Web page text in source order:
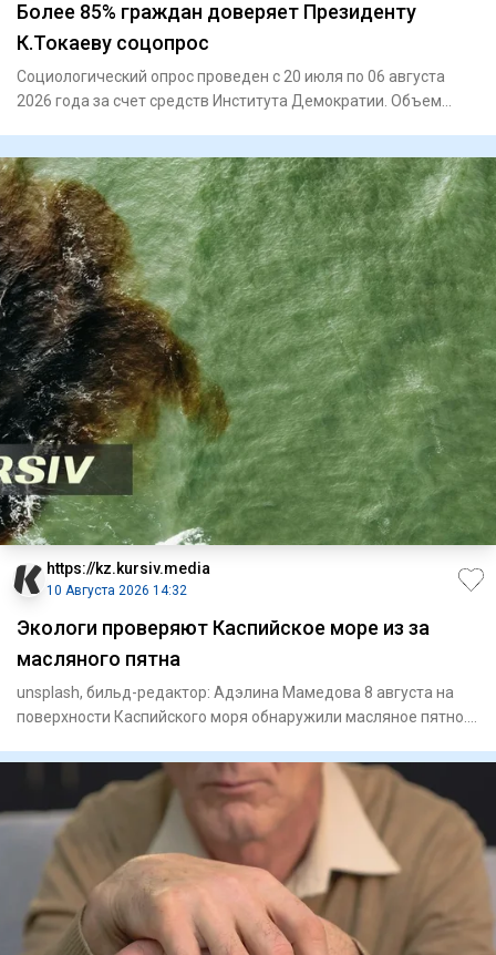
Более 85% граждан доверяет Президенту
К.Токаеву соцопрос
Социологический опрос проведен с 20 июля по 06 августа
2026 года за счет средств Института Демократии. Объем
https://kz.kursiv.media
10 Августа 2026 14:32
Экологи проверяют Каспийское море из за
масляного пятна
unsplash, бильд-редактор: Адэлина Мамедова 8 августа на
поверхности Каспийского моря обнаружили масляное пятно.